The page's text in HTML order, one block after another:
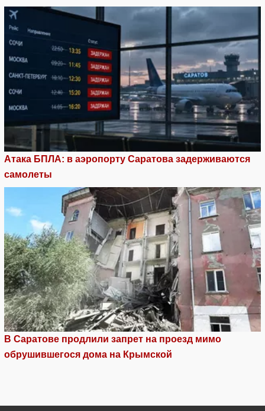
Атака БПЛА: в аэропорту Саратова задерживаются
самолеты
В Саратове продлили запрет на проезд мимо
обрушившегося дома на Крымской